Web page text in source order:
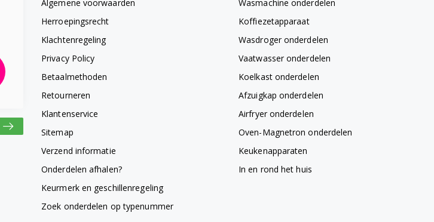
Algemene voorwaarden
Herroepingsrecht
Klachtenregeling
Privacy Policy
Betaalmethoden
Retourneren
Klantenservice
Sitemap
Verzend informatie
Onderdelen afhalen?
Keurmerk en geschillenregeling
Zoek onderdelen op typenummer
Wasmachine onderdelen
Koffiezetapparaat
Wasdroger onderdelen
Vaatwasser onderdelen
Koelkast onderdelen
Afzuigkap onderdelen
Airfryer onderdelen
Oven-Magnetron onderdelen
Keukenapparaten
In en rond het huis